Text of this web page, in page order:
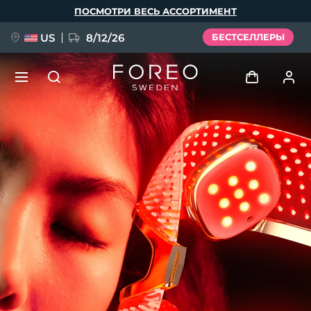
ПОСМОТРИ ВЕСЬ АССОРТИМЕНТ
US 8/12/26 БЕСТСЕЛЛЕРЫ
Войти
Профиль пользователя
Мои приборы
Мои заказы
Мои адреса
Мои подписки
НОВИНКА
FAQ™ Pure Beauty-Tech Elixir
BREAKING NEWS
issa™ Teeth Whitening Set
Язык
English Deutsch
Español
Français
Italiano
Português
Polski
Svenska
Русский
Türkçe
简体中文 繁體中文